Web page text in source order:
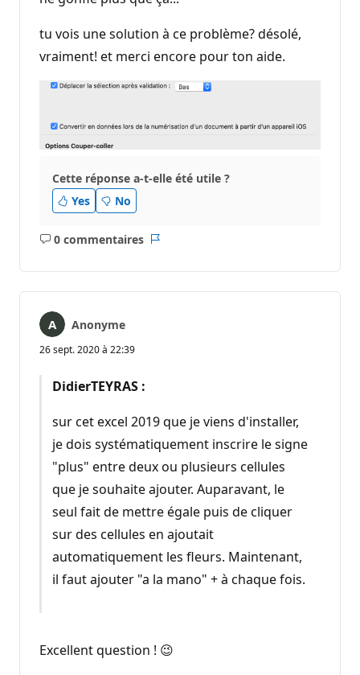
tu vois une solution à ce problème? désolé,
vraiment! et merci encore pour ton aide.
Cette réponse a-t-elle été utile ?
Yes
No
0 commentaires
Aucun
Anonyme
26 sept. 2020 à 22:39
DidierTEYRAS :
sur cet excel 2019 que je viens d'installer,
je dois systématiquement inscrire le signe
"plus" entre deux ou plusieurs cellules
que je souhaite ajouter. Auparavant, le
seul fait de mettre égale puis de cliquer
sur des cellules en ajoutait
automatiquement les fleurs. Maintenant,
il faut ajouter "a la mano" + à chaque fois.
Excellent question ! 😉